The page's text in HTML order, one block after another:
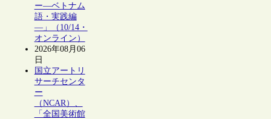
ー―ベトナム
語・実践編
―」（10/14・
オンライン）
2026年08月06
日
国立アートリ
サーチセンタ
ー
（NCAR）、
「全国美術館